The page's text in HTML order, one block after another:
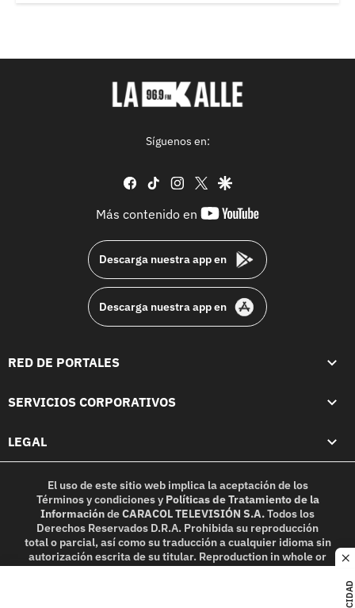
Síguenos en:
facebook
tiktok instagram
twittergoogle
Más contenido en
youtube-
Descarga nuestra app en
Descarga nuestra app en
RED DE PORTALES
SERVICIOS CORPORATIVOS
LEGAL
El uso de este sitio web implica la aceptación de los
Términos y condicionesy Políticas de Tratamiento de la
InformacióndeCARACOL TELEVISIÓN S.A.Todos los
Derechos Reservados D.R.A. Prohibida su reproducción
total o parcial, así como su traducción a cualquier idioma sin
autorización escrita de su titular. Reproduction in whole or